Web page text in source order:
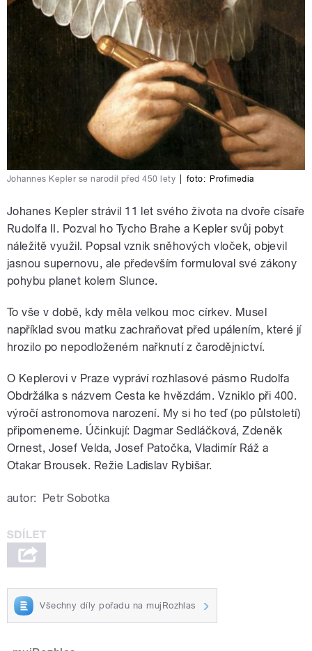
Johannes Kepler se narodil před 450 lety foto: Profimedia
Johanes Kepler strávil 11 let svého života na dvoře císaře
Rudolfa II. Pozval ho Tycho Brahe a Kepler svůj pobyt
náležitě využil. Popsal vznik sněhových vloček, objevil
jasnou supernovu, ale především formuloval své zákony
pohybu planet kolem Slunce.
To vše v době, kdy měla velkou moc církev. Musel
například svou matku zachraňovat před upálením, které jí
hrozilo po nepodloženém nařknutí z čarodějnictví.
O Keplerovi v Praze vypráví rozhlasové pásmo Rudolfa
Obdržálka s názvem Cesta ke hvězdám. Vzniklo při 400.
výročí astronomova narození. My si ho teď (po půlstoletí)
připomeneme. Účinkují: Dagmar Sedláčková, Zdeněk
Ornest, Josef Velda, Josef Patočka, Vladimír Ráž a
Otakar Brousek. Režie Ladislav Rybišar.
autor: Petr Sobotka
Všechny díly pořadu na mujRozhlas